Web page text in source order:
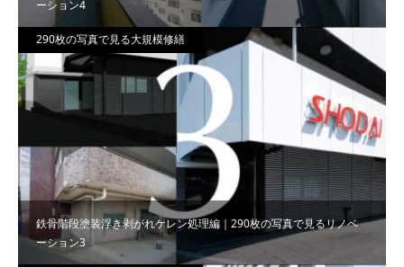
ーション4
鉄骨階段塗装浮き剥がれケレン処理編｜290枚の写真で見るリノベ
ーション3
290枚の写真で見る大規模修繕